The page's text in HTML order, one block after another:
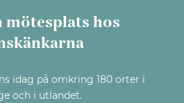
hos
idag på omkring 180 orter i
och i utlandet.